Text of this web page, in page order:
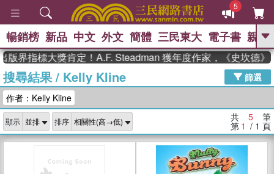
5
GO
熱搜： The Odyssey 、
父親節 、 如果歷史是一群喵 、 暑期
念華 、 台灣的李登輝時代 、 數學女
孩：黎曼猜想
偉大的迷走神經
暢銷榜 新品 中文 外文 簡體 三民東大 電子書 親子
界指標大獎肯定！A.F. Steadman 獲年度作家，《史坎德》
搜尋結果/ Kelly Kline
篩選
作者：Kelly Kline
顯示 排序 共 5 筆
第 1 / 1 頁